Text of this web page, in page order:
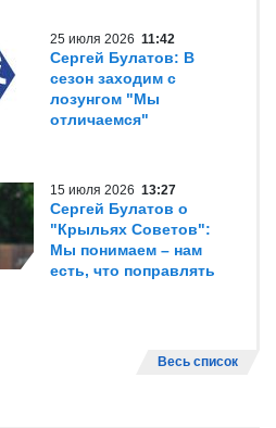
25 июля 2026 11:42
Сергей Булатов: В
сезон заходим с
лозунгом "Мы
отличаемся"
15 июля 2026 13:27
Сергей Булатов о
"Крыльях Советов":
Мы понимаем – нам
есть, что поправлять
Весь список